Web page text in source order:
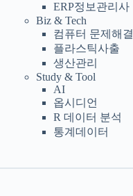
ERP정보관리사
Biz & Tech
컴퓨터 문제해결
플라스틱사출
생산관리
Study & Tool
AI
옵시디언
R 데이터 분석
통계데이터